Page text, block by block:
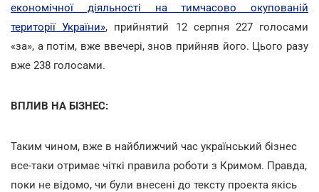
економічної діяльності на тимчасово окупованій
території України», прийнятий 12 серпня 227 голосами
«за», а потім, вже ввечері, знов прийняв його. Цього разу
вже 238 голосами.
ВПЛИВ НА БІЗНЕС:
Таким чином, вже в найближчий час український бізнес
все-таки отримає чіткі правила роботи з Кримом. Правда,
поки не відомо, чи були внесені до тексту проекта якісь